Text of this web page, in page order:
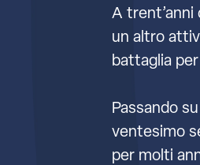
A trent’anni
un altro
battaglia
Passando
ventesimo
per molti